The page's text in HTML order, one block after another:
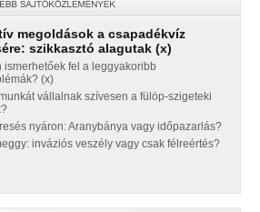
megoldások a csapadékvíz
szikkasztó alagutak (x)
ismerhetőek fel a leggyakoribb
(x)
vállalnak szívesen a fülöp-szigeteki
nyáron: Aranybánya vagy időpazarlás?
inváziós veszély vagy csak félreértés?